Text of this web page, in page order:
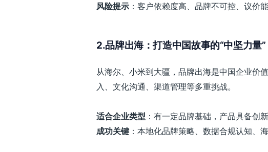
风险提示 ：客户依赖度高、品牌不可控、议价
2.品牌出海：打造中国故事的“中坚力量”
从海尔、小米到大疆，品牌出海是中国企业价
入、文化沟通、渠道管理等多重挑战。
适合企业类型 ：有一定品牌基础，产品具备创
成功关键 ：本地化品牌策略、数据合规认知、